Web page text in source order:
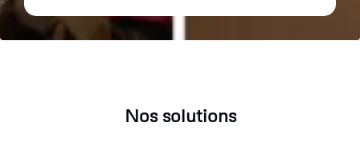
Nos solutions